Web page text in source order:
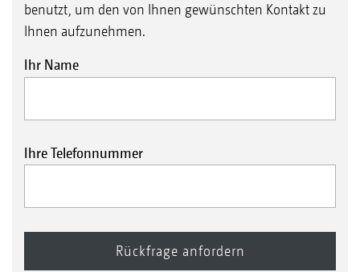
benutzt, um den von Ihnen gewünschten Kontakt zu
Ihnen aufzunehmen.
Ihr Name
Ihre Telefonnummer